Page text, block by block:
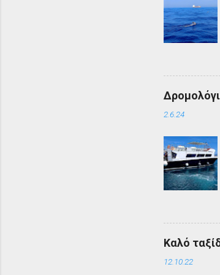
2.6.24
Καλό
12.10.22